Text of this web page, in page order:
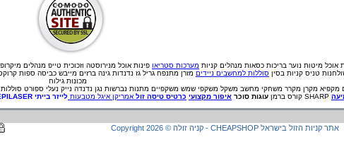
אוכל מיטות נוער בריכות כסאות מנהלים קניות מערכות סטריאו פינות אוכל מנירוסטה וזכוכית טייפ מנהלים
טניס קניות בסין סוללות למחשבים ניידים מזרן מתנפח גריל גז נדנדות גינה ברזים מייבש כביסה ספות
מכונות גילוח
מקפיא מקרן מקרר משחקי מחשב משקל משקפי שמש משקפיים מתנות נברשות נגן נדנדה נייק נעלי ספורט סוללות
עוגות סוכר איפור מקצועי כרטיס טיסה זול אמריקן איגל מטבעות לייזר בייתי
Copyright 2026 © קניה זולה - CHEAPSHOP אתר קניות הזול בישראל